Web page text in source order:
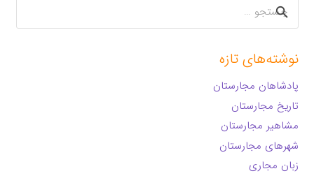
جستجو
برای:
نوشته‌های تازه
پادشاهان مجارستان
تاریخ مجارستان
مشاهیر مجارستان
شهرهای مجارستان
زبان مجاری